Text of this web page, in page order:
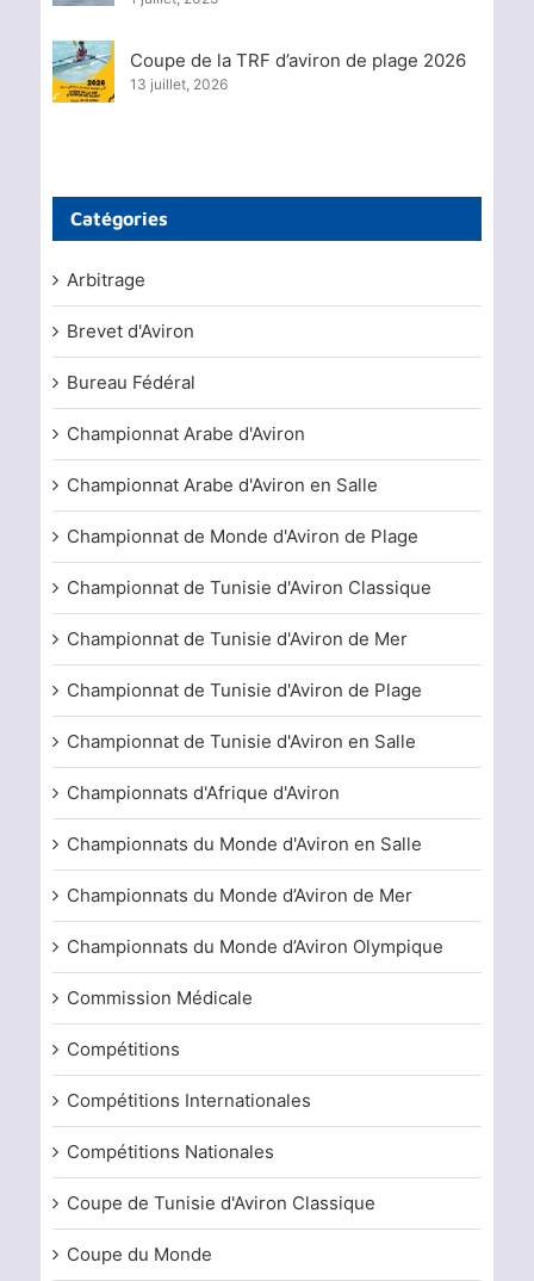
Coupe de la TRF d’aviron de plage 2026
13 juillet, 2026
Catégories
Arbitrage
Brevet d'Aviron
Bureau Fédéral
Championnat Arabe d'Aviron
Championnat Arabe d'Aviron en Salle
Championnat de Monde d'Aviron de Plage
Championnat de Tunisie d'Aviron Classique
Championnat de Tunisie d'Aviron de Mer
Championnat de Tunisie d'Aviron de Plage
Championnat de Tunisie d'Aviron en Salle
Championnats d'Afrique d'Aviron
Championnats du Monde d'Aviron en Salle
Championnats du Monde d’Aviron de Mer
Championnats du Monde d’Aviron Olympique
Commission Médicale
Compétitions
Compétitions Internationales
Compétitions Nationales
Coupe de Tunisie d'Aviron Classique
Coupe du Monde